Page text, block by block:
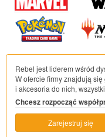
Rebel jest liderem wśród
W ofercie firmy znajdują
i akcesoria do nich,
Chcesz rozpocząć
Zarejestruj się